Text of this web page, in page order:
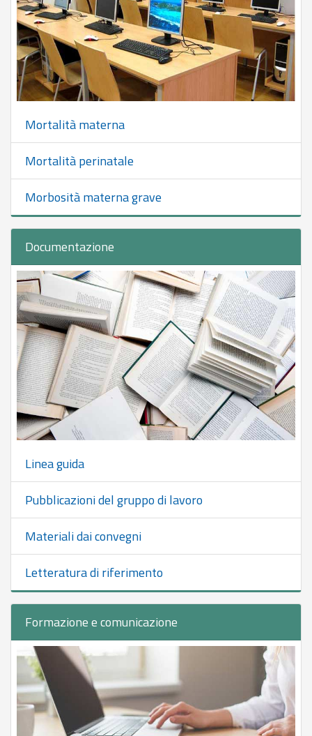
Mortalità materna
Mortalità perinatale
Morbosità materna grave
Documentazione
Linea guida
Pubblicazioni del gruppo di lavoro
Materiali dai convegni
Letteratura di riferimento
Formazione e comunicazione